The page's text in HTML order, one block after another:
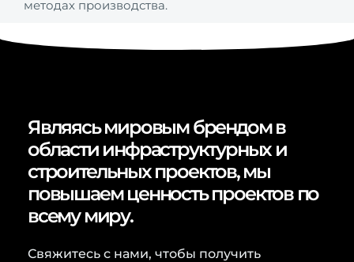
методах производства.
Являясь мировым брендом в
области инфраструктурных и
строительных проектов, мы
повышаем ценность проектов по
всему миру.
Свяжитесь с нами, чтобы получить